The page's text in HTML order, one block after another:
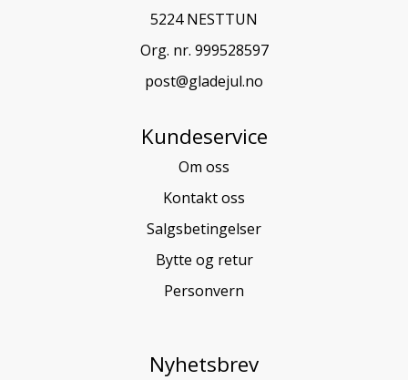
5224 NESTTUN
Org. nr. 999528597
post@gladejul.no
Kundeservice
Om oss
Kontakt oss
Salgsbetingelser
Bytte og retur
Personvern
Nyhetsbrev